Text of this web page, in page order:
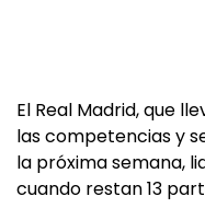
El Real Madrid, que
las competencias y
la próxima semana,
cuando restan 13